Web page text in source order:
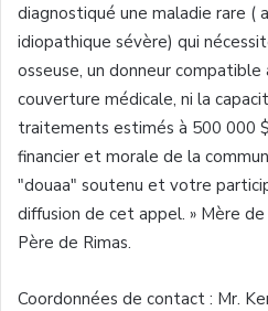
diagnostiqué une maladie rare (
idiopathique sévère) qui
osseuse, un donneur
couverture médicale, ni la
traitements estimés à 500 000
financier et morale de la
"douaa" soutenu et votre
diffusion de cet appel. » Mère de
Père de Rimas.
Coordonnées de contact : Mr.